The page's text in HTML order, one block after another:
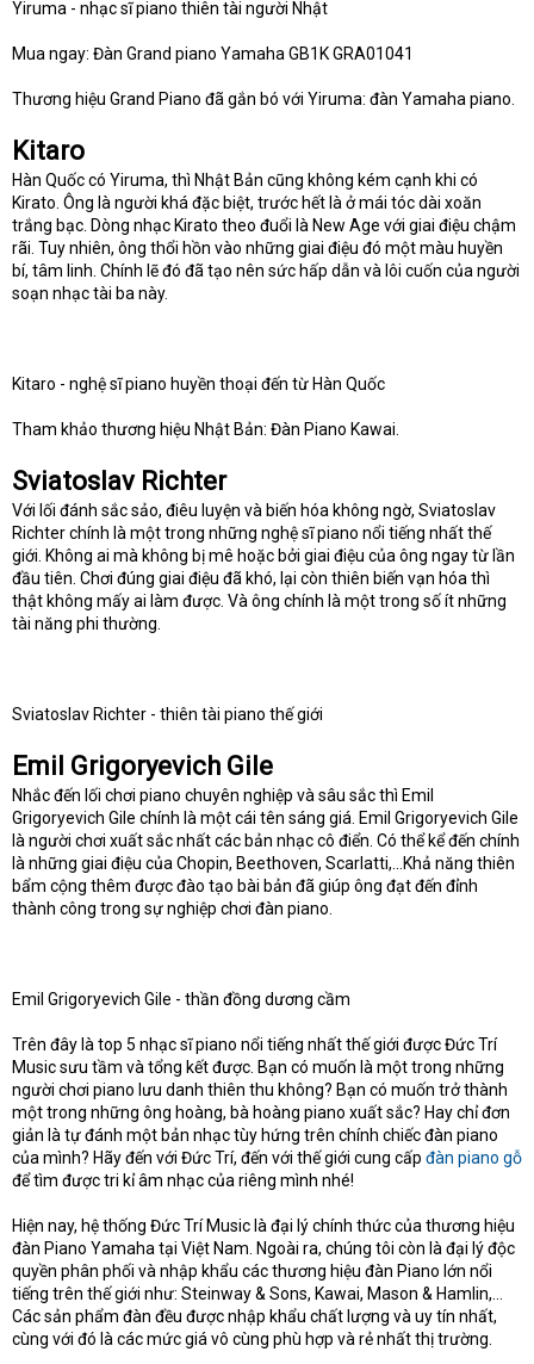
Yiruma - nhạc sĩ piano thiên tài người Nhật
Mua ngay: Đàn Grand piano Yamaha GB1K GRA01041
Thương hiệu Grand Piano đã gắn bó với Yiruma: đàn Yamaha piano.
Kitaro
Hàn Quốc có Yiruma, thì Nhật Bản cũng không kém cạnh khi có
Kirato. Ông là người khá đặc biệt, trước hết là ở mái tóc dài xoăn
trắng bạc. Dòng nhạc Kirato theo đuổi là New Age với giai điệu chậm
rãi. Tuy nhiên, ông thổi hồn vào những giai điệu đó một màu huyền
bí, tâm linh. Chính lẽ đó đã tạo nên sức hấp dẫn và lôi cuốn của người
soạn nhạc tài ba này.
Kitaro - nghệ sĩ piano huyền thoại đến từ Hàn Quốc
Tham khảo thương hiệu Nhật Bản: Đàn Piano Kawai.
Sviatoslav Richter
Với lối đánh sắc sảo, điêu luyện và biến hóa không ngờ, Sviatoslav
Richter chính là một trong những nghệ sĩ piano nổi tiếng nhất thế
giới. Không ai mà không bị mê hoặc bởi giai điệu của ông ngay từ lần
đầu tiên. Chơi đúng giai điệu đã khó, lại còn thiên biến vạn hóa thì
thật không mấy ai làm được. Và ông chính là một trong số ít những
tài năng phi thường.
Sviatoslav Richter - thiên tài piano thế giới
Emil Grigoryevich Gile
Nhắc đến lối chơi piano chuyên nghiệp và sâu sắc thì Emil
Grigoryevich Gile chính là một cái tên sáng giá. Emil Grigoryevich Gile
là người chơi xuất sắc nhất các bản nhạc cô điển. Có thể kể đến chính
là những giai điệu của Chopin, Beethoven, Scarlatti,…Khả năng thiên
bẩm cộng thêm được đào tạo bài bản đã giúp ông đạt đến đỉnh
thành công trong sự nghiệp chơi đàn piano.
Emil Grigoryevich Gile - thần đồng dương cầm
Trên đây là top 5 nhạc sĩ piano nổi tiếng nhất thế giới được Đức Trí
Music sưu tầm và tổng kết được. Bạn có muốn là một trong những
người chơi piano lưu danh thiên thu không? Bạn có muốn trở thành
một trong những ông hoàng, bà hoàng piano xuất sắc? Hay chỉ đơn
giản là tự đánh một bản nhạc tùy hứng trên chính chiếc đàn piano
của mình? Hãy đến với Đức Trí, đến với thế giới cung cấp đàn piano gỗ
để tìm được tri kỉ âm nhạc của riêng mình nhé!
Hiện nay, hệ thống Đức Trí Music là đại lý chính thức của thương hiệu
đàn Piano Yamaha tại Việt Nam. Ngoài ra, chúng tôi còn là đại lý độc
quyền phân phối và nhập khẩu các thương hiệu đàn Piano lớn nổi
tiếng trên thế giới như: Steinway & Sons, Kawai, Mason & Hamlin,…
Các sản phẩm đàn đều được nhập khẩu chất lượng và uy tín nhất,
cùng với đó là các mức giá vô cùng phù hợp và rẻ nhất thị trường.